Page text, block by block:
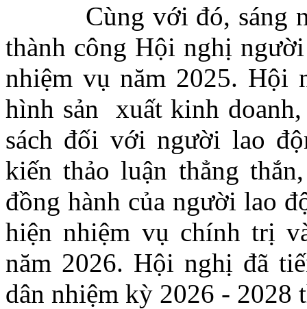
Cùng với đó, sáng
thành công Hội nghị
nhiệm vụ năm 2025. Hội
hình sản xuất kinh
sách đối với người lao
kiến thảo luận thẳng
đồng hành của người lao
hiện nhiệm vụ chính trị
năm 2026. Hội nghị đã
dân nhiệm kỳ 2026 - 2028